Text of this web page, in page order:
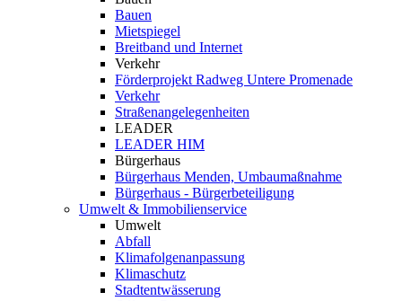
Bauen
Mietspiegel
Breitband und Internet
Verkehr
Förderprojekt Radweg Untere Promenade
Verkehr
Straßenangelegenheiten
LEADER
LEADER HIM
Bürgerhaus
Bürgerhaus Menden, Umbaumaßnahme
Bürgerhaus - Bürgerbeteiligung
Umwelt & Immobilienservice
Umwelt
Abfall
Klimafolgenanpassung
Klimaschutz
Stadtentwässerung